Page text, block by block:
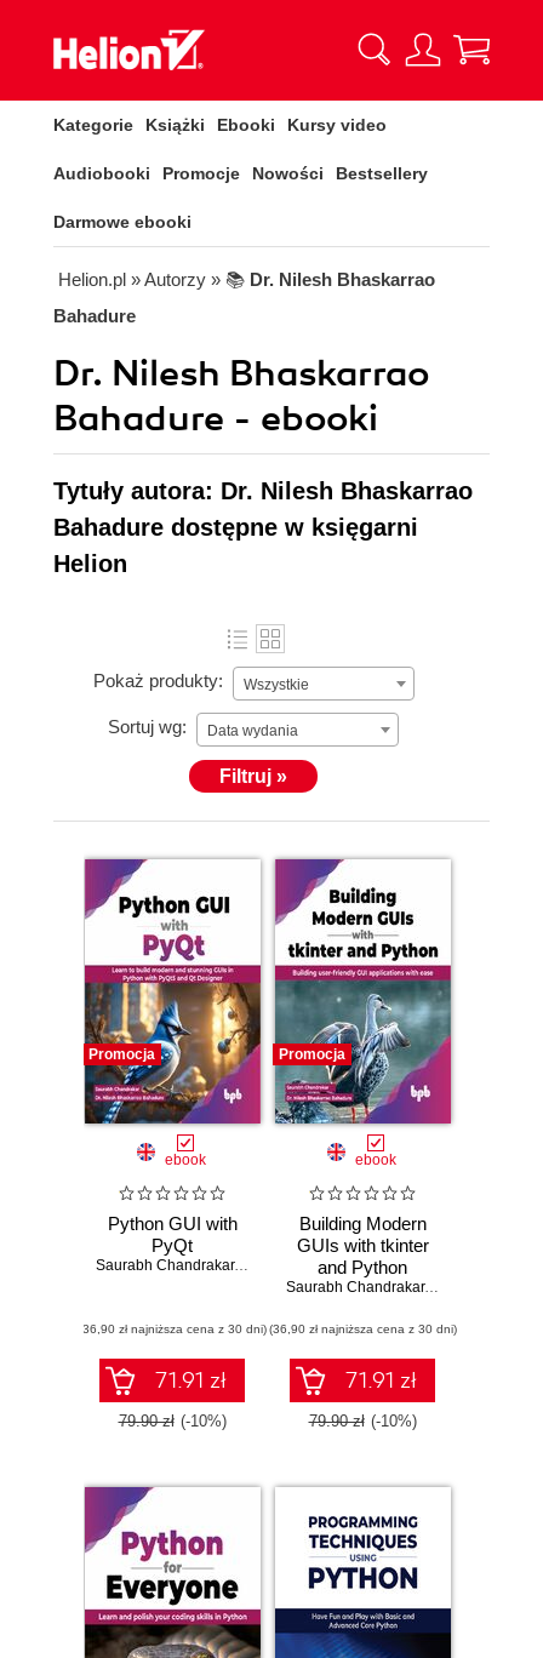
Kategorie Książki Ebooki Kursy video
Audiobooki Promocje Nowości Bestsellery
Darmowe ebooki
Helion.pl » Autorzy » 📚 Dr. Nilesh Bhaskarrao
Bahadure
Dr. Nilesh Bhaskarrao
Bahadure - ebooki
Tytuły autora: Dr. Nilesh Bhaskarrao
Bahadure dostępne w księgarni
Helion
Pokaż produkty: Wszystkie
Sortuj wg: Data wydania
Filtruj »
Promocja
ebook
Python GUI with
PyQt
Saurabh Chandrakar
,Dr. Nilesh Bhaskarrao Bahadure
(36,90 zł najniższa cena z 30 dni)
71.91 zł
79.90 zł (-10%)
Promocja
ebook
Building Modern
GUIs with tkinter
and Python
Saurabh Chandrakar
,Dr. Nilesh
(36,90 zł najniższa cena z 30 dni)
71.91 zł
79.90 zł (-10%)